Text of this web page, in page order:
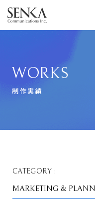
WORKS
制作実績
CATEGORY :